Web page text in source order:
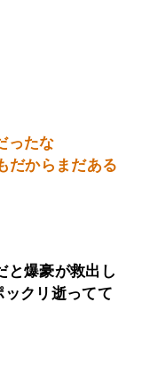
ったな
だからまだある
と爆豪が救出し
クリ逝ってて